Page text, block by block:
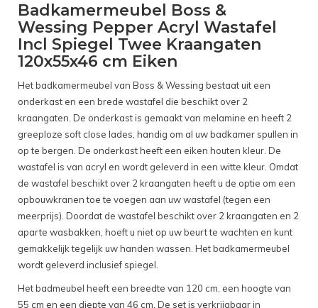
Badkamermeubel Boss &
Wessing Pepper Acryl Wastafel
Incl Spiegel Twee Kraangaten
120x55x46 cm Eiken
Het badkamermeubel van Boss & Wessing bestaat uit een
onderkast en een brede wastafel die beschikt over 2
kraangaten. De onderkast is gemaakt van melamine en heeft 2
greeploze soft close lades, handig om al uw badkamer spullen in
op te bergen. De onderkast heeft een eiken houten kleur. De
wastafel is van acryl en wordt geleverd in een witte kleur. Omdat
de wastafel beschikt over 2 kraangaten heeft u de optie om een
opbouwkranen toe te voegen aan uw wastafel (tegen een
meerprijs). Doordat de wastafel beschikt over 2 kraangaten en 2
aparte wasbakken, hoeft u niet op uw beurt te wachten en kunt
gemakkelijk tegelijk uw handen wassen. Het badkamermeubel
wordt geleverd inclusief spiegel.
Het badmeubel heeft een breedte van 120 cm, een hoogte van
55 cm en een diepte van 46 cm. De set is verkrijgbaar in